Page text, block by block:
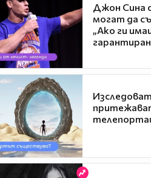
Джон Сина
могат да
„Ако ги